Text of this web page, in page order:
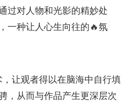
过对人物和光影的精妙处
一种让人心生向往的🔥氛
，让观者得以在脑海中自行填
，从而与作品产生更深层次